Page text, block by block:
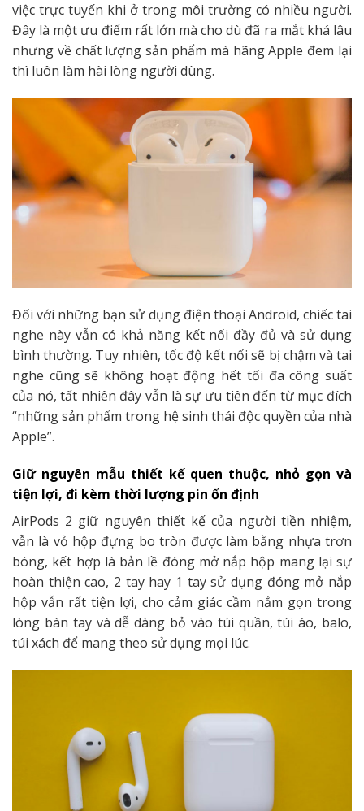
việc trực tuyến khi ở trong môi trường có nhiều người.
Đây là một ưu điểm rất lớn mà cho dù đã ra mắt khá lâu
nhưng về chất lượng sản phẩm mà hãng Apple đem lại
thì luôn làm hài lòng người dùng.
Đối với những bạn sử dụng điện thoại Android, chiếc tai
nghe này vẫn có khả năng kết nối đầy đủ và sử dụng
bình thường. Tuy nhiên, tốc độ kết nối sẽ bị chậm và tai
nghe cũng sẽ không hoạt động hết tối đa công suất
của nó, tất nhiên đây vẫn là sự ưu tiên đến từ mục đích
“những sản phẩm trong hệ sinh thái độc quyền của nhà
Apple”.
Giữ nguyên mẫu thiết kế quen thuộc, nhỏ gọn và
tiện lợi, đi kèm thời lượng pin ổn định
AirPods 2 giữ nguyên thiết kế của người tiền nhiệm,
vẫn là vỏ hộp đựng bo tròn được làm bằng nhựa trơn
bóng, kết hợp là bản lề đóng mở nắp hộp mang lại sự
hoàn thiện cao, 2 tay hay 1 tay sử dụng đóng mở nắp
hộp vẫn rất tiện lợi, cho cảm giác cầm nắm gọn trong
lòng bàn tay và dễ dàng bỏ vào túi quần, túi áo, balo,
túi xách để mang theo sử dụng mọi lúc.